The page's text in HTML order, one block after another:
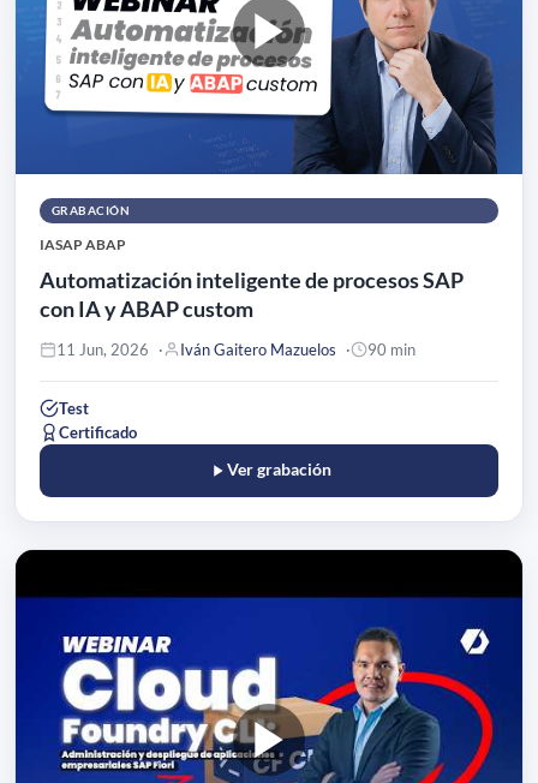
GRABACIÓN
IASAP ABAP
Automatización inteligente de procesos SAP
con IA y ABAP custom
11 Jun, 2026 Iván Gaitero Mazuelos 90 min
Test
Certificado
Ver grabación